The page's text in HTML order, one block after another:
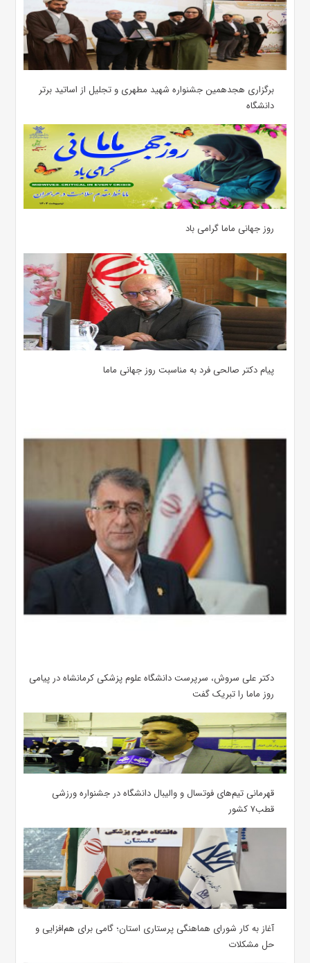
برگزاری هجدهمین جشنواره شهید مطهری و تجلیل از اساتید برتر
دانشگاه
روز جهانی ماما گرامی باد
پیام دکتر صالحی فرد به مناسبت روز جهانی ماما
دکتر علی سروش، سرپرست دانشگاه علوم پزشکی کرمانشاه در پیامی
روز ماما را تبریک گفت
قهرمانی تیم‌های فوتسال و والیبال دانشگاه در جشنواره ورزشی
قطب۷ کشور
آغاز به کار شورای هماهنگی پرستاری استان؛ گامی برای هم‌افزایی و
حل مشکلات